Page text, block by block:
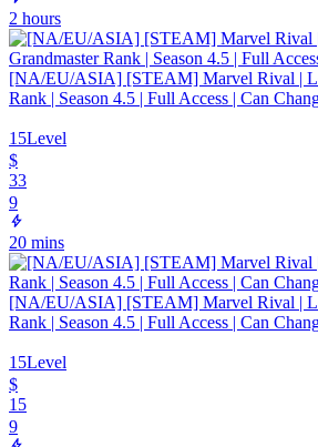
2 hours
[NA/EU/ASIA] [STEAM] Marvel Rival |
Rank | Season 4.5 | Full Access | Can
15Level
$
33
9
20 mins
[NA/EU/ASIA] [STEAM] Marvel Rival |
Rank | Season 4.5 | Full Access | Can
15Level
$
15
9